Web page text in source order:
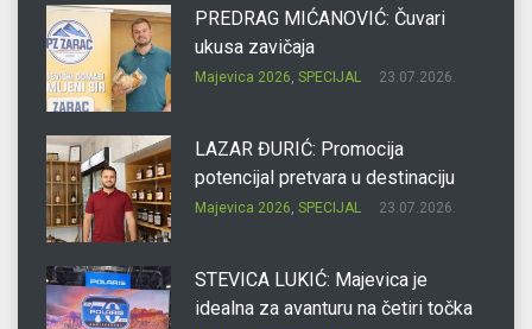
PREDRAG MIĆANOVIĆ: Čuvari
ukusa zavičaja
Majevica 2026, SPECIJAL 23.07.2026.
LAZAR ĐURIĆ: Promocija
potencijal pretvara u destinaciju
Majevica 2026, SPECIJAL 23.07.2026.
STEVICA LUKIĆ: Majevica je
idealna za avanturu na četiri točka